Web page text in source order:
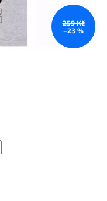
259 Kč
–23 %